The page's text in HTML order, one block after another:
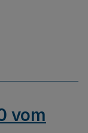
vom